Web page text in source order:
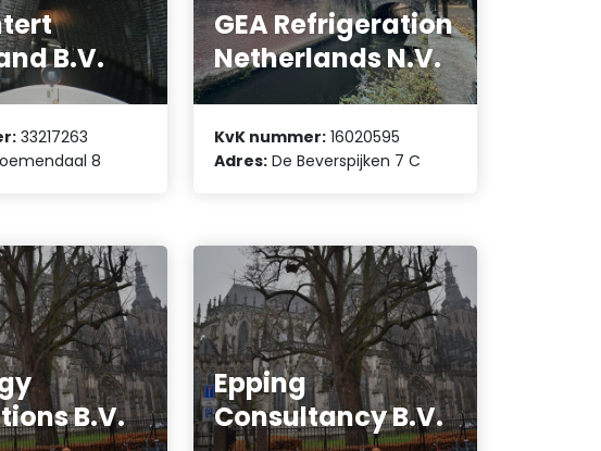
B.V.
33217263
8
GEA Refrigeration
Netherlands N.V.
KvK nummer: 16020595
Adres: De Beverspijken 7 C
B.V.
Epping
Consultancy B.V.